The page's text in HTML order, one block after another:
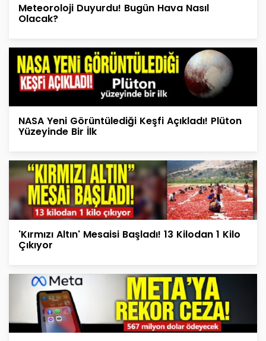
Meteoroloji Duyurdu! Bugün Hava Nasıl
Olacak?
NASA Yeni Görüntülediği Keşfi Açıkladı! Plüton
Yüzeyinde Bir İlk
'Kırmızı Altın' Mesaisi Başladı! 13 Kilodan 1 Kilo
Çıkıyor